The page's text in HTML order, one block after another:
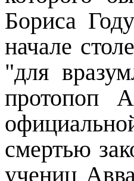
Бориса
начале
"для
протопоп
смертью
учениц